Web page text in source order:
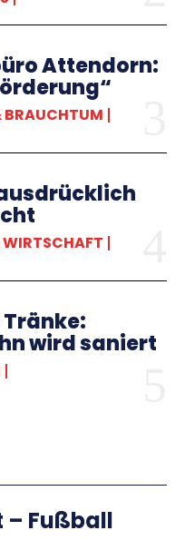
Attendorn:
BRAUCHTUM
wird saniert
– Fußball